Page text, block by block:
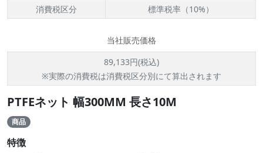
消費税区分
標準税率（10%）
当社販売価格
89,133円(税込)
※実際の消費税は消費税区分別にて算出されます
PTFEネット 幅300MM 長さ10M
商品
特徴